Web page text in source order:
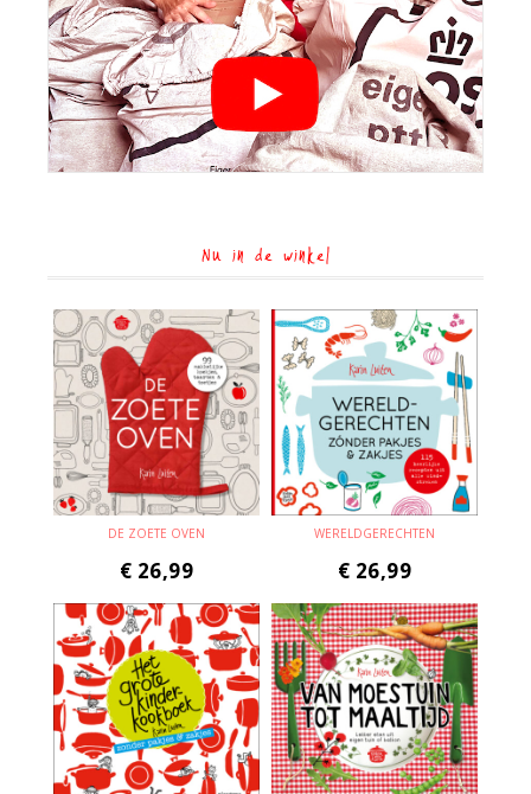
Nu in de winkel
DE ZOETE OVEN
€ 26,99
WERELDGERECHTEN
€ 26,99